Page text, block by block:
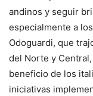
andinos y seguir
especialmente a
Odoguardi, que
del Norte y
beneficio de los
iniciativas